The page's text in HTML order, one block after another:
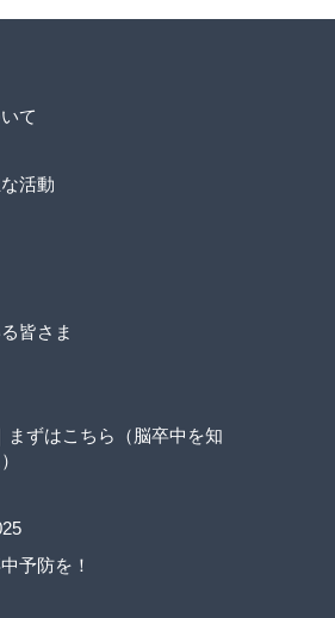
て
活動
皆さま
まずはこちら（脳卒中を知
予防を！